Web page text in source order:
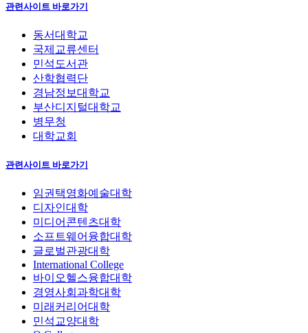
관련사이트 바로가기
동서대학교
국제교류센터
민석도서관
산학협력단
경남정보대학교
부산디지털대학교
병무청
대학교회
관련사이트 바로가기
임권택영화예술대학
디자인대학
미디어콘텐츠대학
소프트웨어융합대학
글로벌관광대학
International College
바이오헬스융합대학
경영사회과학대학
미래커리어대학
민석교양대학